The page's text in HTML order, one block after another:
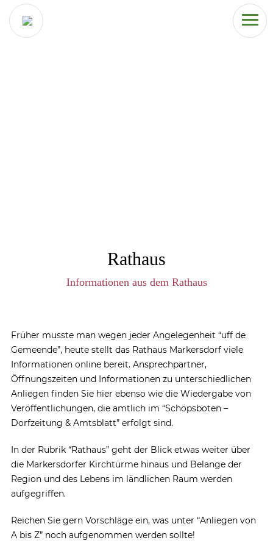
Rathaus
Informationen aus dem Rathaus
Früher musste man wegen jeder Angelegenheit “uff de
Gemeende”, heute stellt das Rathaus Markersdorf viele
Informationen online bereit. Ansprechpartner,
Öffnungszeiten und Informationen zu unterschiedlichen
Anliegen finden Sie hier ebenso wie die Wiedergabe von
Veröffentlichungen, die amtlich im “Schöpsboten –
Dorfzeitung & Amtsblatt” erfolgt sind.
In der Rubrik “Rathaus” geht der Blick etwas weiter über
die Markersdorfer Kirchtürme hinaus und Belange der
Region und des Lebens im ländlichen Raum werden
aufgegriffen.
Reichen Sie gern Vorschläge ein, was unter “Anliegen von
A bis Z” noch aufgenommen werden sollte!